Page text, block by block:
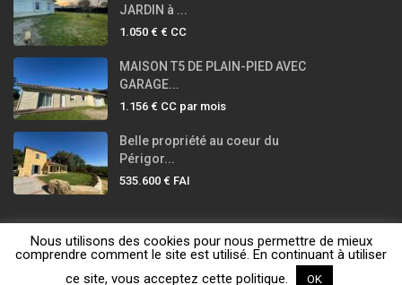
JARDIN à ...
1.050 € € CC
MAISON T5 DE PLAIN-PIED AVEC
GARAGE...
1.156 € CC par mois
Belle propriété au coeur du
Périgor...
535.600 € FAI
LA PETITE IMMOBILIÈRE © 2020 - 2025
Nous utilisons des cookies pour nous permettre de mieux
comprendre comment le site est utilisé. En continuant à utiliser
ce site, vous acceptez cette politique.
OK
LA PETITE